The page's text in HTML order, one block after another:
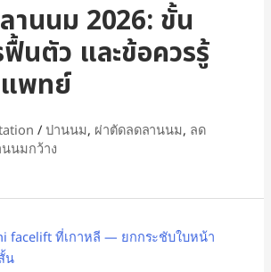
านนม 2026: ขั้น
นตัว และข้อควรรู้
พทย์
/ปานนม, ผ่าตัดลดลานนม, ลด
นมกว้าง